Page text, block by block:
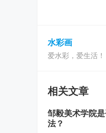
水彩画
爱水彩，爱生活！
相关文章
邹毅美术学院
法？